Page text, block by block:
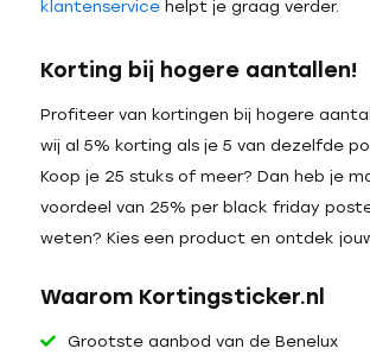
klantenservicehelpt je graag verder.
Korting bij hogere aantallen!
Profiteer van kortingen bij hogere
wij al 5% korting als je 5 van dezelfde
Koop je 25 stuks of meer? Dan heb je
voordeel van 25% per black friday
weten? Kies een product en ontdek
Waarom Kortingsticker.nl
Grootste aanbod van de Benelux